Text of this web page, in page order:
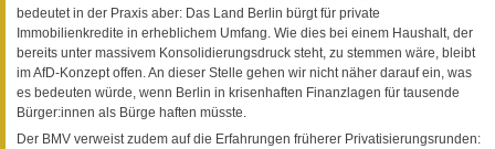
bedeutet in der Praxis aber: Das Land Berlin bürgt für private
Immobilienkredite in erheblichem Umfang. Wie dies bei einem Haushalt, der
bereits unter massivem Konsolidierungsdruck steht, zu stemmen wäre, bleibt
im AfD-Konzept offen. An dieser Stelle gehen wir nicht näher darauf ein, was
es bedeuten würde, wenn Berlin in krisenhaften Finanzlagen für tausende
Bürger:innen als Bürge haften müsste.
Der BMV verweist zudem auf die Erfahrungen früherer Privatisierungsrunden: